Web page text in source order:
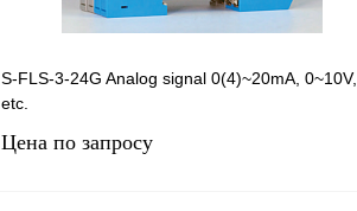
S-FLS-3-24G Analog signal 0(4)~20mA, 0~10V,
etc.
Цена по запросу